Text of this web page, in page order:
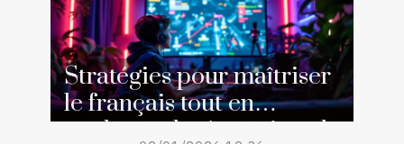
Stratégies pour maîtriser
le français tout en
explorant les jeux virtuels